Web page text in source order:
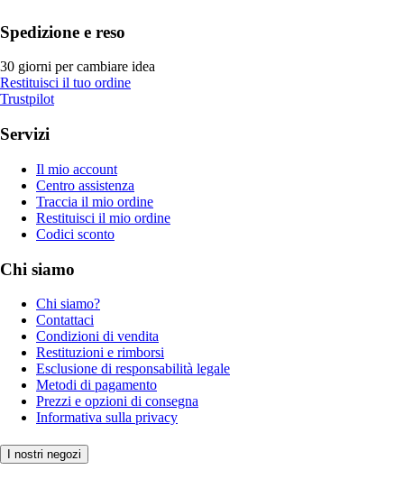
Spedizione e reso
30 giorni per cambiare idea
Restituisci il tuo ordine
Trustpilot
Servizi
Il mio account
Centro assistenza
Traccia il mio ordine
Restituisci il mio ordine
Codici sconto
Chi siamo
Chi siamo?
Contattaci
Condizioni di vendita
Restituzioni e rimborsi
Esclusione di responsabilità legale
Metodi di pagamento
Prezzi e opzioni di consegna
Informativa sulla privacy
I nostri negozi